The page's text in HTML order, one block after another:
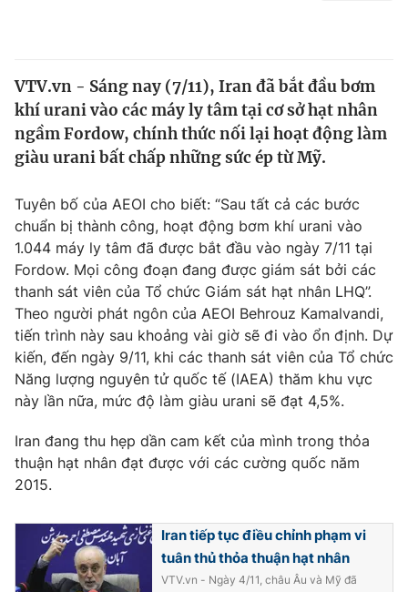
Thế giới
Tin tức
Thế giới đó đây
Câu chuyện quốc tế
Tài chính
Thị trường
Góc doanh nghiệp
Dữ liệu và đời sống
Truyền hình
Phim VTV
Hậu trường
Nhân vật
Khán giả
Giải sao mai
Giải trí
Điện ảnh
Âm nhạc
Sao
Đời sống
Làm đẹp
Giáo dục
Tuyển sinh
Học trực tuyến
Công nghệ
Hitech Công nghệ tương lai
Sản phẩm
Giao lưu trực tuyến
VTV.vn - Sáng nay (7/11), Iran đã bắt đầu bơm
khí urani vào các máy ly tâm tại cơ sở hạt nhân
ngầm Fordow, chính thức nối lại hoạt động làm
giàu urani bất chấp những sức ép từ Mỹ.
Tuyên bố của AEOI cho biết: “Sau tất cả các bước
chuẩn bị thành công, hoạt động bơm khí urani vào
1.044 máy ly tâm đã được bắt đầu vào ngày 7/11 tại
Fordow. Mọi công đoạn đang được giám sát bởi các
thanh sát viên của Tổ chức Giám sát hạt nhân LHQ”.
Theo người phát ngôn của AEOI Behrouz Kamalvandi,
tiến trình này sau khoảng vài giờ sẽ đi vào ổn định. Dự
kiến, đến ngày 9/11, khi các thanh sát viên của Tổ chức
Năng lượng nguyên tử quốc tế (IAEA) thăm khu vực
này lần nữa, mức độ làm giàu urani sẽ đạt 4,5%.
Iran đang thu hẹp dần cam kết của mình trong thỏa
thuận hạt nhân đạt được với các cường quốc năm
2015.
Iran tiếp tục điều chỉnh phạm vi
tuân thủ thỏa thuận hạt nhân
VTV.vn - Ngày 4/11, châu Âu và Mỹ đã